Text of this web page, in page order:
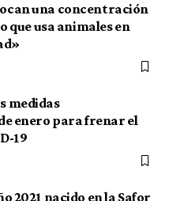
una concentración
que usa animales en
medidas
enero para frenar el
19
2021 nacido en la Safor